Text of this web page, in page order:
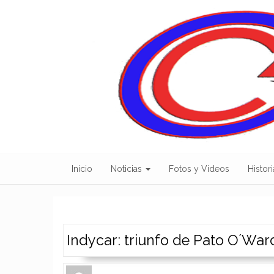
Inicio Noticias Fotos y Videos
Indycar: triunfo de Pato
Author